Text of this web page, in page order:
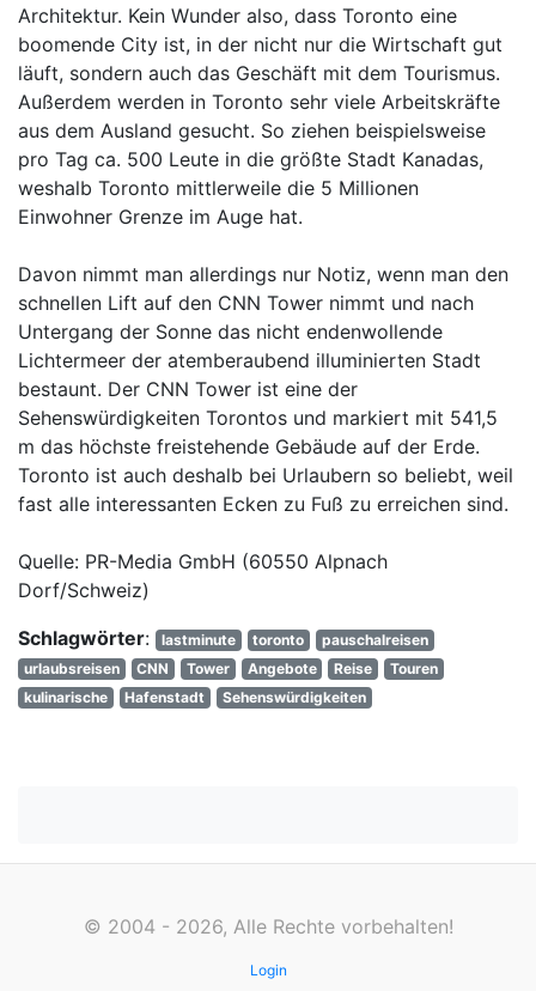
Architektur. Kein Wunder also, dass Toronto eine
boomende City ist, in der nicht nur die Wirtschaft gut
läuft, sondern auch das Geschäft mit dem Tourismus.
Außerdem werden in Toronto sehr viele Arbeitskräfte
aus dem Ausland gesucht. So ziehen beispielsweise
pro Tag ca. 500 Leute in die größte Stadt Kanadas,
weshalb Toronto mittlerweile die 5 Millionen
Einwohner Grenze im Auge hat.
Davon nimmt man allerdings nur Notiz, wenn man den
schnellen Lift auf den CNN Tower nimmt und nach
Untergang der Sonne das nicht endenwollende
Lichtermeer der atemberaubend illuminierten Stadt
bestaunt. Der CNN Tower ist eine der
Sehenswürdigkeiten Torontos und markiert mit 541,5
m das höchste freistehende Gebäude auf der Erde.
Toronto ist auch deshalb bei Urlaubern so beliebt, weil
fast alle interessanten Ecken zu Fuß zu erreichen sind.
Quelle: PR-Media GmbH (60550 Alpnach
Dorf/Schweiz)
Schlagwörter: lastminute toronto
pauschalreisen
urlaubsreisen
CNN Tower Angebote Reise
Touren
kulinarische
Hafenstadt Sehenswürdigkeiten
© 2004 - 2026, Alle Rechte vorbehalten!
Login